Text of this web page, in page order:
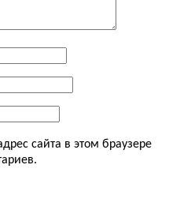
сайта в этом браузере